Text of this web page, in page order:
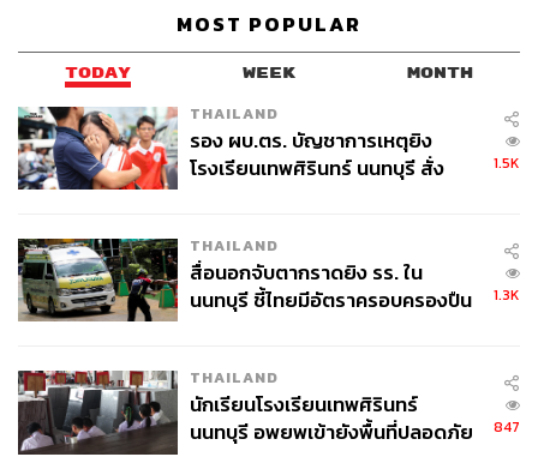
บริการ Broadcom’s VMware Cloud Service Provider อันดับ
1 ในไทย พร้อมความร่วมมือกับ Oracle เพียงรายเดียวในไทย
ที่จะให้บริการ Cloud ระดับไฮเปอร์สเกล ที่มีประสิทธิภาพ
จากผู้เชี่ยวชาญระดับโลกอย่าง Oracle รวมถึงผลการร่วมมือ
กับพาร์ตเนอร์ในการตั้ง GSA Data Center ขนาด 20 เมกะ
วัตต์ ที่เน้นใช้พลังงานสะอาด และพร้อมให้แสดงความจำนง
เข้าใช้บริการซึ่งจะเปิดให้บริการเต็มรูปแบบในปี 2025
อีกหนึ่งขุมพลังที่สร้างความสำเร็จให้กับพาร์ตเนอร์ของ AIS
คือด้านDigital Platform and APIด้วยแพลตฟอร์มที่เป็นขุม
พลังการเชื่อมต่อให้กับ ‘ไปรษณีย์ไทย’ ด้วยระบบ AIS CPaaS
เบอร์ของผู้รับพัสดุ โดยที่แพลตฟอร์มจะช่วยแปลงให้เบอร์
โทรแสดงเป็นเบอร์ 1505 ของไปรษณีย์ไทย สร้างความเชื่อ
มั่นในการกดรับ ทำให้สามารถส่งพัสดุได้สำเร็จ ลดปัญหา
MOST POPULAR
TODAY WEEK MONTH
THAILAND
รอง ผบ.ตร. บัญชาการเหตุยิง
โรงเรียนเทพศิรินทร์ นนทบุรี สั่ง
1.5K
THAILAND
สื่อนอกจับตากราดยิง รร. ใน
นนทบุรี ชี้ไทยมีอัตราครอบครองปืน
1.3K
THAILAND
นักเรียนโรงเรียนเทพศิรินทร์
นนทบุรี อพยพเข้ายังพื้นที่ปลอดภัย
847